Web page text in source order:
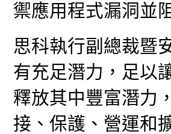
禦應用程式漏洞並
思科執行副總裁暨
有充足潛力，足以
釋放其中豐富潛力
接、保護、營運和